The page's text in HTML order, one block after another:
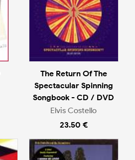
The Return Of The
Spectacular Spinning
Songbook - CD / DVD
Elvis Costello
23.50 €